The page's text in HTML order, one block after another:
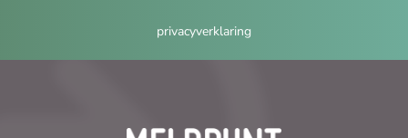
privacyverklaring